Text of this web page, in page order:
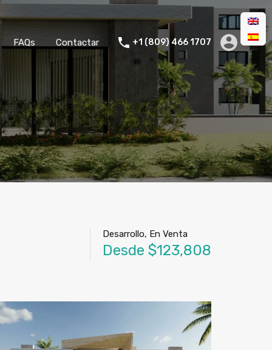
FAQs Contactar +1 (809) 466 1707
Desarrollo, En Venta
Desde $123,808